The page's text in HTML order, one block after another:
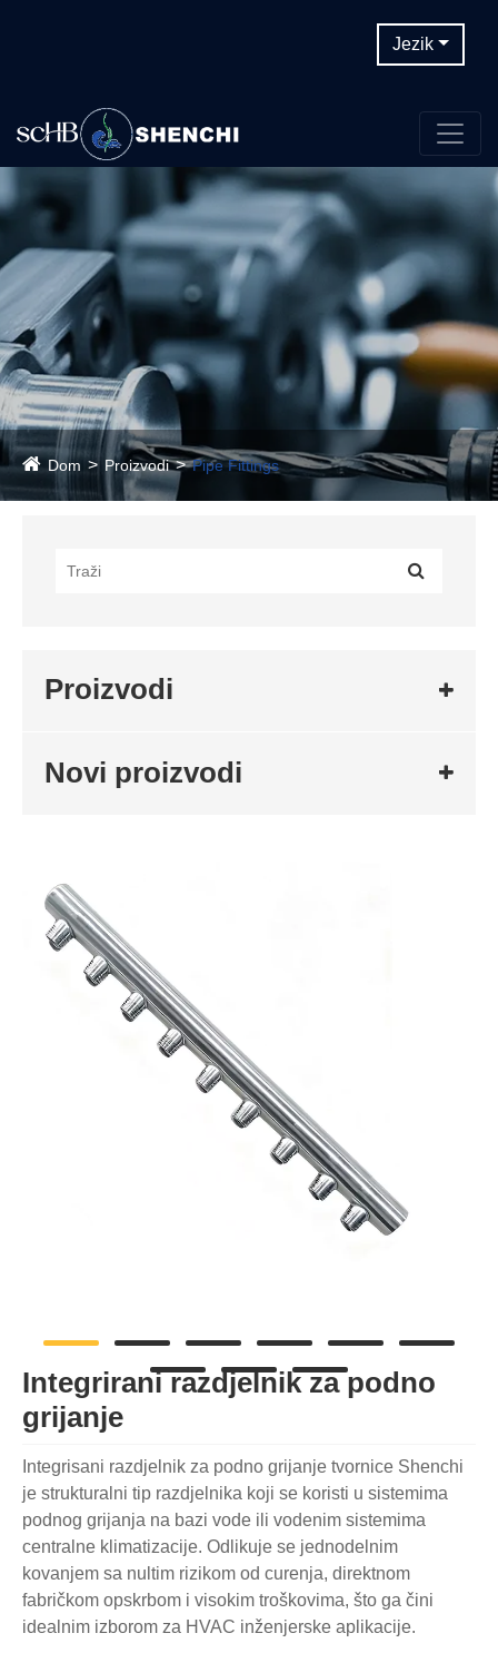
Jezik
Dom Proizvodi Pipe Fittings
Proizvodi
Novi proizvodi
Integrirani razdjelnik za podno
grijanje
Integrisani razdjelnik za podno grijanje tvornice Shenchi
je strukturalni tip razdjelnika koji se koristi u sistemima
podnog grijanja na bazi vode ili vodenim sistemima
centralne klimatizacije. Odlikuje se jednodelnim
kovanjem sa nultim rizikom od curenja, direktnom
fabričkom opskrbom i visokim troškovima, što ga čini
idealnim izborom za HVAC inženjerske aplikacije.